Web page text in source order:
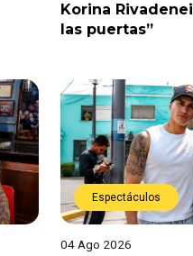
Korina
las puertas”
Espectáculos
04 Ago 2026